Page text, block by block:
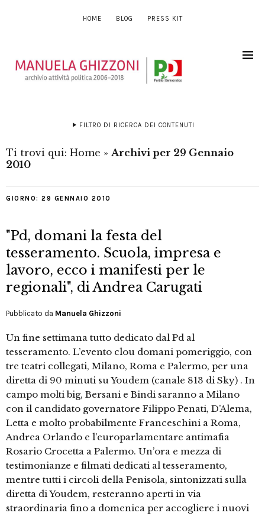
HOME BLOG PRESS KIT
FILTRO DI RICERCA DEI CONTENUTI
Ti trovi qui: Home » Archivi per 29 Gennaio
2010
GIORNO: 29 GENNAIO 2010
"Pd, domani la festa del
tesseramento. Scuola, impresa e
lavoro, ecco i manifesti per le
regionali", di Andrea Carugati
Pubblicato da Manuela Ghizzoni
Un fine settimana tutto dedicato dal Pd al
tesseramento. L’evento clou domani pomeriggio, con
tre teatri collegati, Milano, Roma e Palermo, per una
diretta di 90 minuti su Youdem (canale 813 di Sky) . In
campo molti big, Bersani e Bindi saranno a Milano
con il candidato governatore Filippo Penati, D’Alema,
Letta e molto probabilmente Franceschini a Roma,
Andrea Orlando e l’europarlamentare antimafia
Rosario Crocetta a Palermo. Un’ora e mezza di
testimonianze e filmati dedicati al tesseramento,
mentre tutti i circoli della Penisola, sintonizzati sulla
diretta di Youdem, resteranno aperti in via
straordinaria fino a domenica per accogliere i nuovi